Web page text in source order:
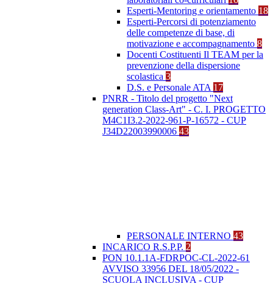
Esperti-Mentoring e orientamento 18
Esperti-Percorsi di potenziamento
delle competenze di base, di
motivazione e accompagnamento 8
Docenti Costituenti Il TEAM per la
prevenzione della dispersione
scolastica 3
D.S. e Personale ATA 17
PNRR - Titolo del progetto "Next
generation Class-Art" - C. I. PROGETTO
M4C1I3.2-2022-961-P-16572 - CUP
J34D22003990006 43
PERSONALE INTERNO 43
INCARICO R.S.P.P. 2
PON 10.1.1A-FDRPOC-CL-2022-61
AVVISO 33956 DEL 18/05/2022 -
SCUOLA INCLUSIVA - CUP